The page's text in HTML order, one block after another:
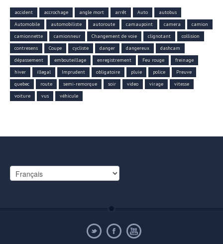
accident accrochage angle mort arrêt Auto
autobus
Automobile
automobiliste autoroute camaupoint camera
camion
camionnette
camionneur Changement de voie clignotant
collision
contresens
Coupe cycliste danger dangereux
dashcam
dépassement
embouteillage enregistrement Feu rouge
freinage
hiver
illegal Imprudent obligatoire pluie police
Preuve
quebec
route semi-remorque soir video virage
vitesse
voiture
vus véhicule
Choisir
une